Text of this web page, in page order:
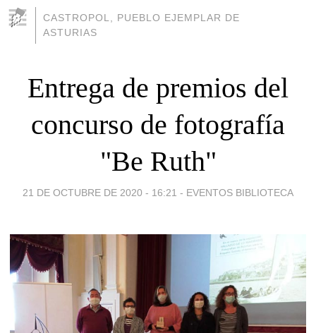
CASTROPOL, PUEBLO EJEMPLAR DE
ASTURIAS
Entrega de premios del
concurso de fotografía
"Be Ruth"
21 DE OCTUBRE DE 2020 - 16:21 - EVENTOS BIBLIOTECA